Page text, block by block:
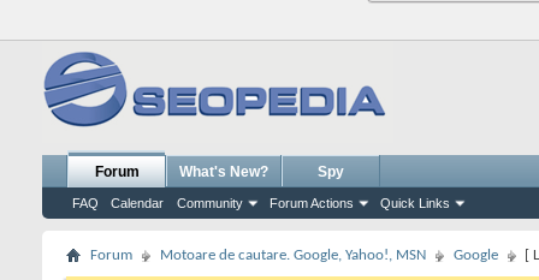
Forum
FAQ Calendar Community Forum Actions Quick Links
What's New? Spy
Forum Motoare de cautare. Google, Yahoo!, MSN Google [